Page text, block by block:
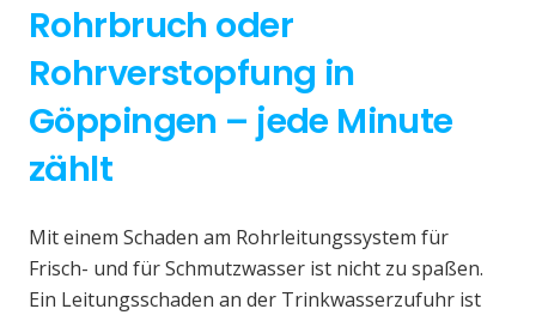
Rohrbruch oder
Rohrverstopfung in
Göppingen – jede Minute
zählt
Mit einem Schaden am Rohrleitungssystem für
Frisch- und für Schmutzwasser ist nicht zu spaßen.
Ein Leitungsschaden an der Trinkwasserzufuhr ist